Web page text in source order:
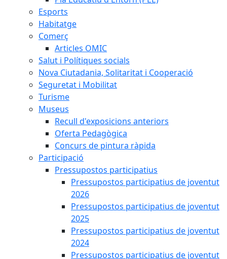
Esports
Habitatge
Comerç
Articles OMIC
Salut i Polítiques socials
Nova Ciutadania, Solitaritat i Cooperació
Seguretat i Mobilitat
Turisme
Museus
Recull d'exposicions anteriors
Oferta Pedagògica
Concurs de pintura ràpida
Participació
Pressupostos participatius
Pressupostos participatius de joventut
2026
Pressupostos participatius de joventut
2025
Pressupostos participatius de joventut
2024
Pressupostos participatius de joventut